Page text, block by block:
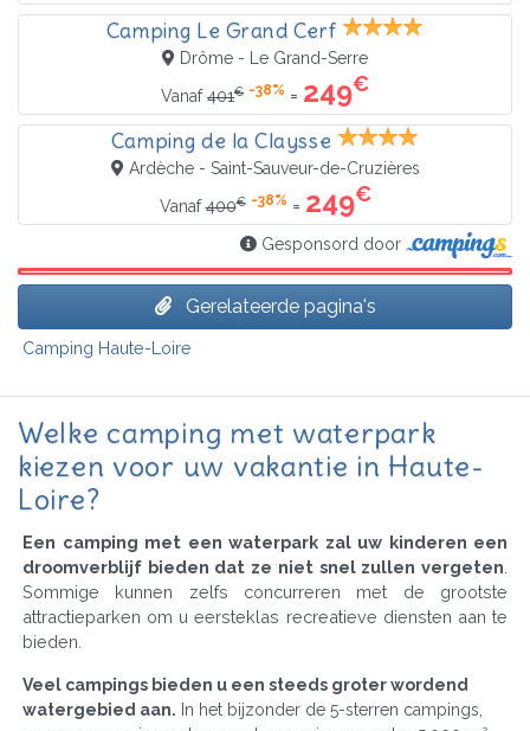
Camping Le Grand Cerf
Drôme - Le Grand-Serre
Vanaf401€ -38% = 249€
Camping de la Claysse
Ardèche - Saint-Sauveur-de-Cruzières
Vanaf400€ -38% = 249€
Gesponsord door
Gerelateerde pagina's
Camping Haute-Loire
Welke camping met waterpark
kiezen voor uw vakantie in Haute-
Loire?
Een camping met een waterpark zal uw kinderen een
droomverblijf bieden dat ze niet snel zullen vergeten.
Sommige kunnen zelfs concurreren met de grootste
attractieparken om u eersteklas recreatieve diensten aan te
bieden.
Veel campings bieden u een steeds groter wordend
watergebied aan. In het bijzonder de 5-sterren campings,